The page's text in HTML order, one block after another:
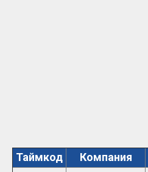
Таймкод Компания